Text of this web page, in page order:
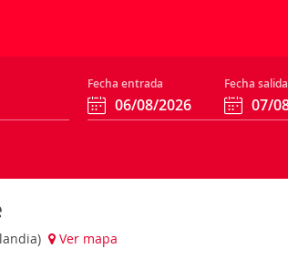
Fecha entrada Fecha salida
Ver mapa